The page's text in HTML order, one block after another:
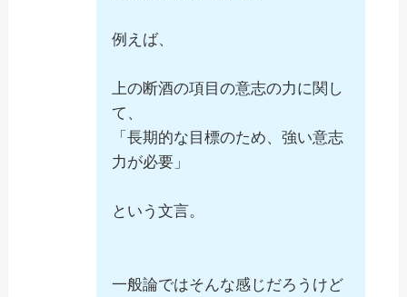
例えば、
上の断酒の項目の意志の力に関し
て、
「長期的な目標のため、強い意志
力が必要」
という文言。
一般論ではそんな感じだろうけど